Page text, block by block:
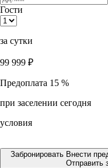
Гости
за сутки
99 999 ₽
Предоплата 15 %
при заселении сегодня
условия
Забронировать Внести
Отправить